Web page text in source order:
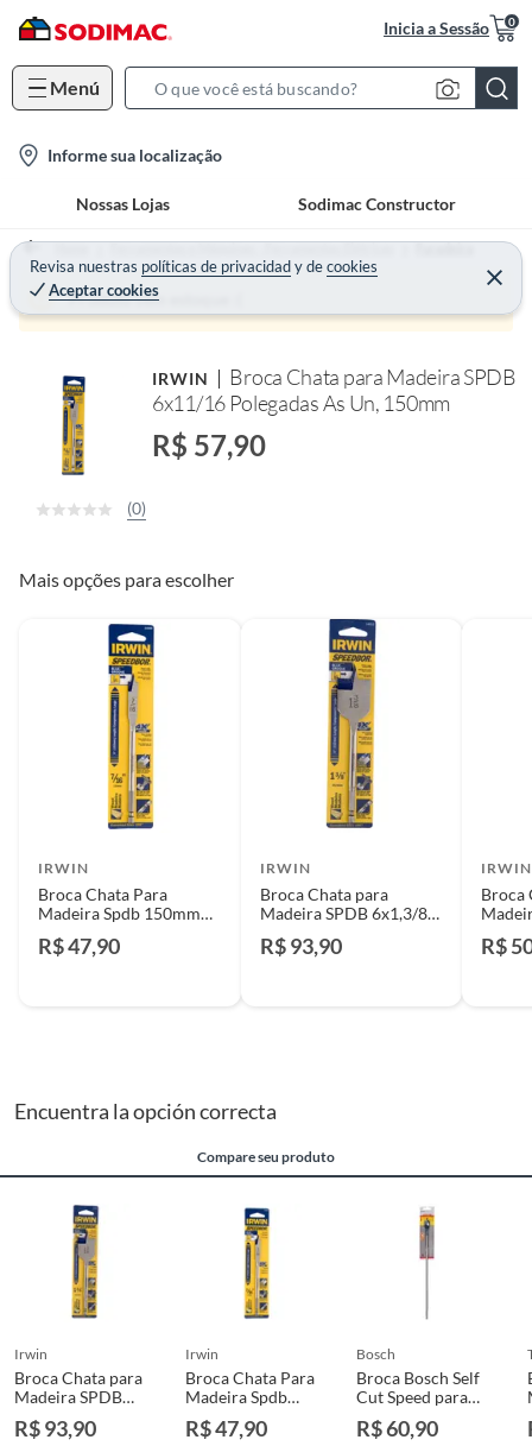
Inicia a Sessão 0
Menú
S
c
h
B
r
a
o
Informe sua localização
Nossas Lojas Sodimac Constructor
Revisa nuestras políticas de privacidadydecookies
Aceptar cookies
Home Ferramentas e Máquinas - Ferramentas Elétricas Furadeira
Produto sem estoque :(
IRWIN
Broca Chata para Madeira SPDB
6x11/16 Polegadas As Un, 150mm
R$ 57,90
(0)
Mais opções para escolher
IRWIN
Broca Chata Para
Madeira Spdb 150mm
R$ 47,90
IRWIN
Broca Chata para
Madeira SPDB 6x1,3/8"
R$ 93,90
IRWIN
Broca
R$
Encuentra la opción correcta
Compare seu produto
irwin
Broca Chata para
Madeira SPDB
6x1,3/8" 150mm
R$ 93,90
irwin
Broca Chata Para
Madeira Spdb
150mm 6x7/16"
R$ 47,90
bosch
Broca Bosch Self
Cut Speed para
Madeira Chata
18,0mm (encaixe
R$ 60,90